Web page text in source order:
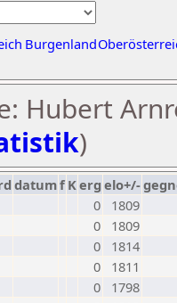
Burgenland
Hubert
)
datumf Kerg elo+/-
0
1809
0
1809
0
1814
0
1811
0
1798